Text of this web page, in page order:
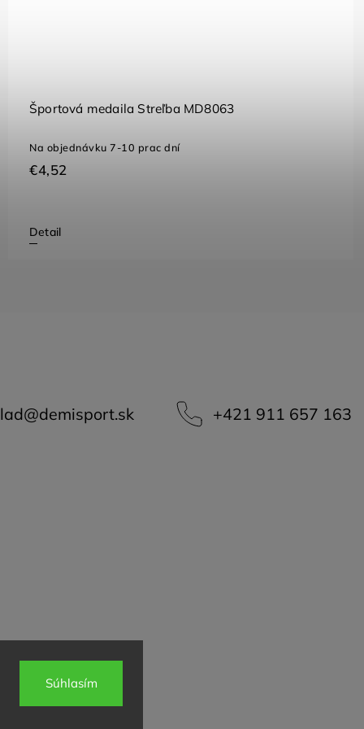
Súhlasím
Športová medaila Streľba MD8063
Na objednávku 7-10 prac dní
€4,52
Detail
@demisport.sk +421 911 657 163